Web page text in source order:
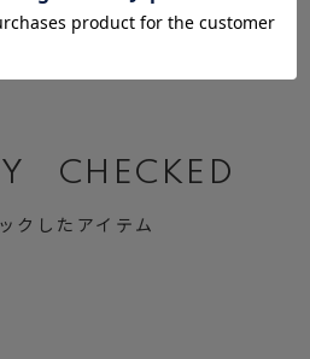
DENIM
CHECKED
クしたアイテム